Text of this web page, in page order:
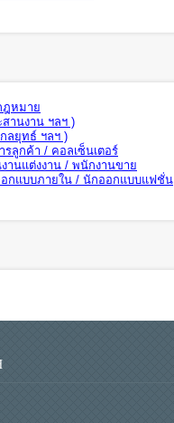
ฎหมาย
านงาน ฯลฯ )
ลยุทธ์ ฯลฯ )
รลูกค้า / คอลเซ็นเตอร์
านแต่งงาน / พนักงานขาย
กแบบภายใน / นักออกแบบแฟชั่น